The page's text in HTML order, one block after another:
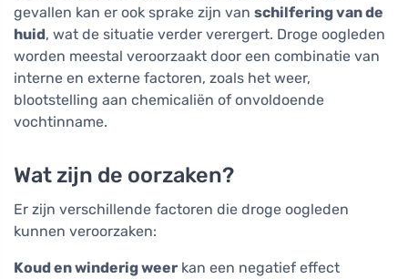
gevallen kan er ook sprake zijn van schilfering van de
huid, wat de situatie verder verergert. Droge oogleden
worden meestal veroorzaakt door een combinatie van
interne en externe factoren, zoals het weer,
blootstelling aan chemicaliën of onvoldoende
vochtinname.
Wat zijn de oorzaken?
Er zijn verschillende factoren die droge oogleden
kunnen veroorzaken:
Koud en winderig weer kan een negatief effect